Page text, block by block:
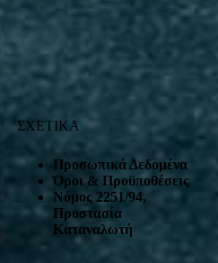
ΣΧΕΤΙΚΑ
Προσωπικά Δεδομένα
Όροι & Προϋποθέσεις
Nόμος 2251/94,
Προστασία
Καταναλωτή